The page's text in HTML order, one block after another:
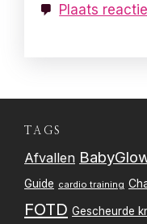
Plaats reactie
TAGS
Afvallen
Guide cardio training
FOTD Gescheurde